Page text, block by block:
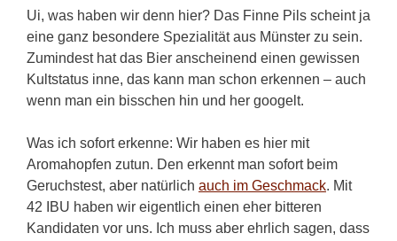
Ui, was haben wir denn hier? Das Finne Pils scheint ja
eine ganz besondere Spezialität aus Münster zu sein.
Zumindest hat das Bier anscheinend einen gewissen
Kultstatus inne, das kann man schon erkennen – auch
wenn man ein bisschen hin und her googelt.
Was ich sofort erkenne: Wir haben es hier mit
Aromahopfen zutun. Den erkennt man sofort beim
Geruchstest, aber natürlich auch im Geschmack. Mit
42 IBU haben wir eigentlich einen eher bitteren
Kandidaten vor uns. Ich muss aber ehrlich sagen, dass